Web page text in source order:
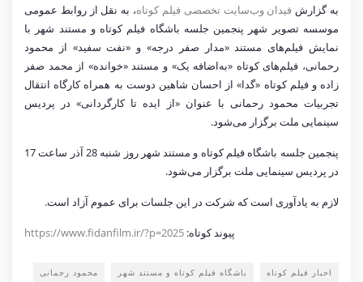
به گزارش فیدان وب‌سایت تخصصی فیلم کوتاه، به نقل از روابط عمومی
موسسه تصویر شهر پنجمین جلسه باشگاه فیلم کوتاه و مستند شهر با
نمایش فیلم‌های مستند «مدار صفر درجه» و «نفت سفید» از محمود
رحمانی، فیلم‌های کوتاه «به‌اضافه یک» و مستند «خوانده» از محمد صفر
زاده و فیلم کوتاه «گدا» از احسان شاهین دوست به همراه کارگاه انتقال
تجربیات محمود رحمانی با عنوان «از ایده تا کارگردانی» در پردیس
سینمایی ملت برگزار می‌شود.
پنجمین جلسه باشگاه فیلم کوتاه و مستند شهر روز شنبه 28 آذر ساعت 17
در پردیس سینمایی ملت برگزار می‌شود.
لازم به یادآوری است که شرکت در این جلسات برای عموم آزاد است.
پیوند کوتاه: https://www.fidanfilm.ir/?p=2025
اخبار فیلم کوتاه باشگاه فیلم کوتاه و مستند شهر محمود رحمانی